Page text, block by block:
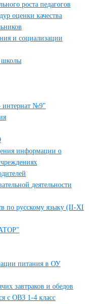
роста педагогов
оценки качества
и социализации
школы
№9"
информации о
деятельности
по русскому языку (II-XI
питания в ОУ
завтраков и обедов
с ОВЗ 1-4 класс